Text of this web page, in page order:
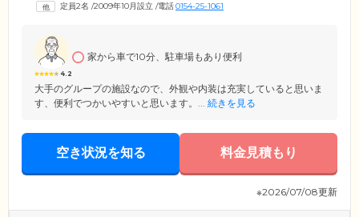
冬も快適です。リラックスできる居場所づくりのため、リビングの奥に
定員2名 /2009年10月設立 /電話0154-25-1061
4.2
家から車で10分、駐車場もあり便利
大手のグループの施設なので、外観や内装は充実していると思いま
す、便利でつかいやすいと思います。... 続きを見る
空き状況を知る 料金見積もり
※2026/07/08更新